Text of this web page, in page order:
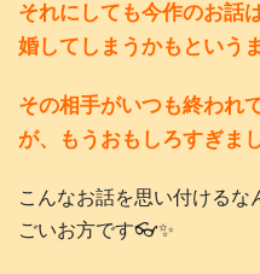
それにしても今作のお話
婚してしまうかもという
その相手がいつも終われ
が、もうおもしろすぎま
こんなお話を思い付けるな
ごいお方です👓️✨